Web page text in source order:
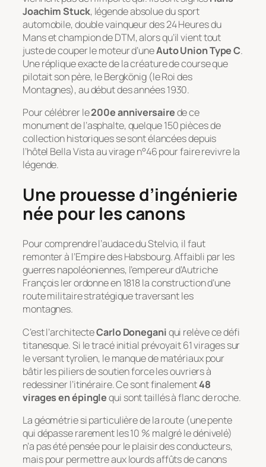
Joachim Stuck, légende absolue du sport
automobile, double vainqueur des 24 Heures du
Mans et champion de DTM, alors qu’il vient tout
juste de couper le moteur d’uneAuto Union Type C.
Une réplique exacte de la créature de course que
pilotait son père, leBergkönig(le Roi des
Montagnes), au début des années 1930.
Pour célébrer le200e anniversairede ce
monument de l’asphalte, quelque 150 pièces de
collection historiques se sont élancées depuis
l’hôtel Bella Vista au virage n°46 pour faire revivre la
légende.
Une prouesse d’ingénierie
née pour les canons
Pour comprendre l’audace du Stelvio, il faut
remonter à l’Empire des Habsbourg. Affaibli par les
guerres napoléoniennes, l’empereur d’Autriche
François Ier ordonne en 1818 la construction d’une
route militaire stratégique traversant les
montagnes.
C’est l’architecteCarlo Doneganiqui relève ce défi
titanesque. Si le tracé initial prévoyait 61 virages sur
le versant tyrolien, le manque de matériaux pour
bâtir les piliers de soutien force les ouvriers à
redessiner l’itinéraire. Ce sont finalement48
virages en épinglequi sont taillés à flanc de roche.
La géométrie si particulière de la route (une pente
qui dépasse rarement les 10 % malgré le dénivelé)
n’a pas été pensée pour le plaisir des conducteurs,
mais pour permettre aux lourds affûts de canons